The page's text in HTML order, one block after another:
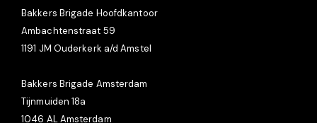
Bakkers Brigade Hoofdkantoor
Ambachtenstraat 59
1191 JM Ouderkerk a/d Amstel
Bakkers Brigade Amsterdam
Tijnmuiden 18a
1046 AL Amsterdam